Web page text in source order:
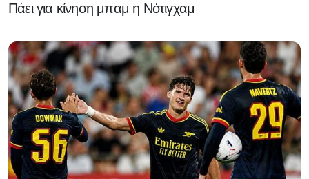
Πάει για κίνηση μπαμ η Νότιγχαμ